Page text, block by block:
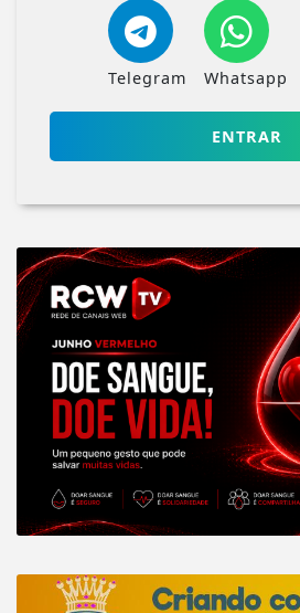
Telegram Whatsapp
ENTRAR